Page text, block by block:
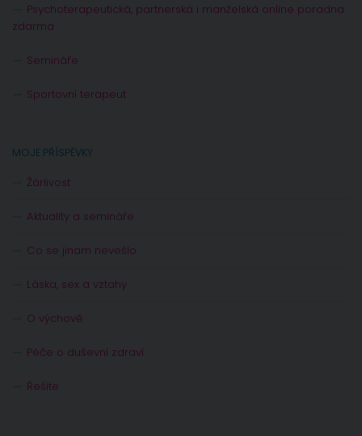
Psychoterapeutická, partnerská i manželská online poradna
zdarma
Semináře
Sportovní terapeut
MOJE PŘÍSPĚVKY
Žárlivost
Aktuality a semináře
Co se jinam nevešlo
Láska, sex a vztahy
O výchově
Péče o duševní zdraví
Řešíte